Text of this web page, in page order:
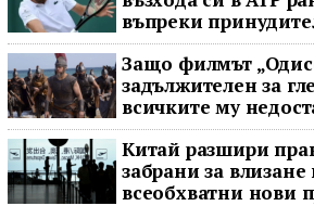
въпреки
Защо филмът
задължителен за
всичките му
Китай разшири
забрани за влизане
всеобхватни нови